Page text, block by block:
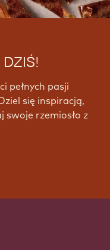
pełnych pasji
się inspiracją,
swoje rzemiosło z